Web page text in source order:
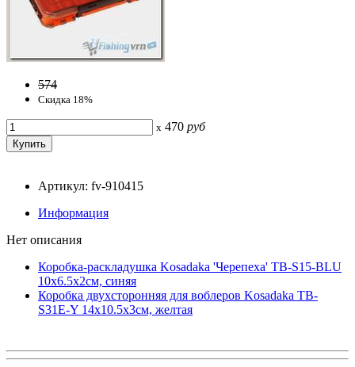
574
Скидка 18%
x 470 руб
Артикул: fv-910415
Информация
Нет описания
Коробка-раскладушка Kosadaka 'Черепеха' TB-S15-BLU
10x6.5x2см, синяя
Коробка двухсторонняя для воблеров Kosadaka TB-
S31E-Y 14x10.5x3см, желтая